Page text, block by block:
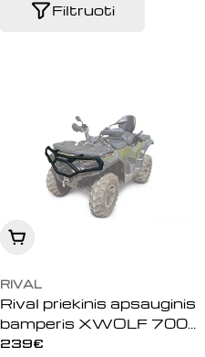
Filtruoti
Įdėti į krepšelį
RIVAL
Rival priekinis apsauginis
bamperis XWOLF 700
S/L (2023)
Įprasta
239€